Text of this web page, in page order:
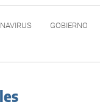
GOBIERNO